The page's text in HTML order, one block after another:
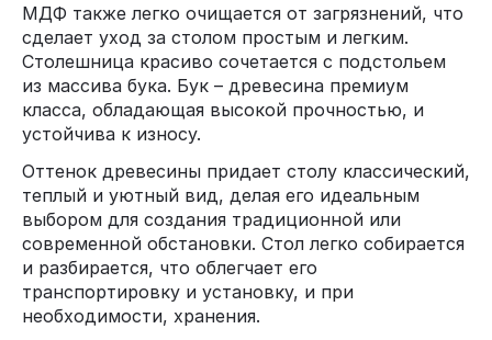
МДФ также легко очищается от загрязнений, что
сделает уход за столом простым и легким.
Столешница красиво сочетается с подстольем
из массива бука. Бук – древесина премиум
класса, обладающая высокой прочностью, и
устойчива к износу.
Оттенок древесины придает столу классический,
теплый и уютный вид, делая его идеальным
выбором для создания традиционной или
современной обстановки. Стол легко собирается
и разбирается, что облегчает его
транспортировку и установку, и при
необходимости, хранения.